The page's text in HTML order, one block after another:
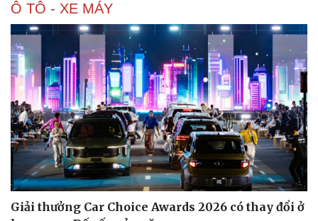
Ô TÔ - XE MÁY
Giải thưởng Car Choice Awards 2026 có thay đổi ở